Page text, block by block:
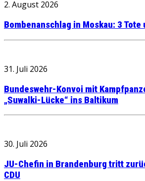
2. August 2026
Bombenanschlag in Moskau: 3
31. Juli 2026
Bundeswehr-Konvoi mit
„Suwalki-Lücke“ ins Baltikum
30. Juli 2026
JU-Chefin in Brandenburg tritt
CDU